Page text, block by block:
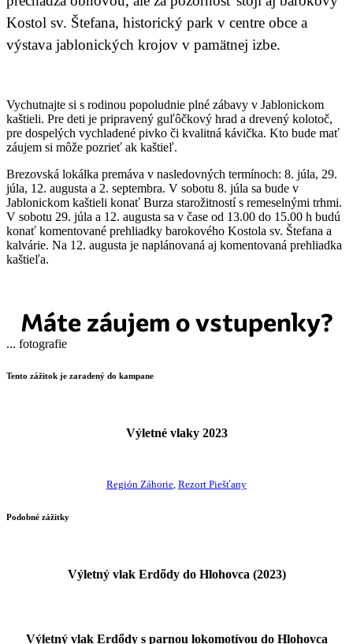
Kostol sv. Štefana, historický park v centre obce a
výstava jablonických krojov v pamätnej izbe.
Vychutnajte si s rodinou popoludnie plné zábavy v Jablonickom
kaštieli. Pre deti je pripravený guľôčkový hrad a drevený kolotoč,
pre dospelých vychladené pivko či kvalitná kávička. Kto bude mať
záujem si môže pozrieť ak kaštieľ.
Brezovská lokálka premáva v nasledovných termínoch: 8. júla, 29.
júla, 12. augusta a 2. septembra. V sobotu 8. júla sa bude v
Jablonickom kaštieli konať Burza starožitností s remeselnými trhmi.
V sobotu 29. júla a 12. augusta sa v čase od 13.00 do 15.00 h budú
konať komentované prehliadky barokového Kostola sv. Štefana a
kalvárie. Na 12. augusta je naplánovaná aj komentovaná prehliadka
kaštieľa.
Máte záujem o vstupenky?
... fotografie
Tento zážitok je zaradený do kampane
Výletné vlaky 2023
Región Záhorie, Rezort Piešťany
Podobné zážitky
Výletný vlak Erdődy do Hlohovca (2023)
Výletný vlak Erdődy s parnou lokomotívou do Hlohovca